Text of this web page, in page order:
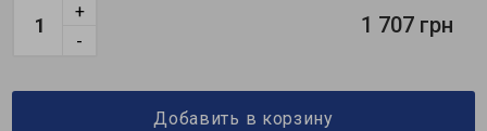
-
+
1 707 грн
Добавить в корзину